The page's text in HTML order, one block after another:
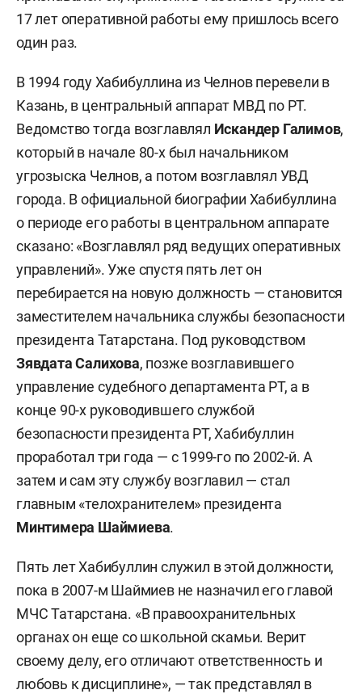
17 лет оперативной работы ему пришлось всего
один раз.
В 1994 году Хабибуллина из Челнов перевели в
Казань, в центральный аппарат МВД по РТ.
Ведомство тогда возглавлял Искандер Галимов,
который в начале 80-х был начальником
угрозыска Челнов, а потом возглавлял УВД
города. В официальной биографии Хабибуллина
о периоде его работы в центральном аппарате
сказано: «Возглавлял ряд ведущих оперативных
управлений». Уже спустя пять лет он
перебирается на новую должность — становится
заместителем начальника службы безопасности
президента Татарстана. Под руководством
Зявдата Салихова, позже возглавившего
управление судебного департамента РТ, а в
конце 90-х руководившего службой
безопасности президента РТ, Хабибуллин
проработал три года — с 1999-го по 2002-й. А
затем и сам эту службу возглавил — стал
главным «телохранителем» президента
Минтимера Шаймиева.
Пять лет Хабибуллин служил в этой должности,
пока в 2007-м Шаймиев не назначил его главой
МЧС Татарстана. «В правоохранительных
органах он еще со школьной скамьи. Верит
своему делу, его отличают ответственность и
любовь к дисциплине», — так представлял в